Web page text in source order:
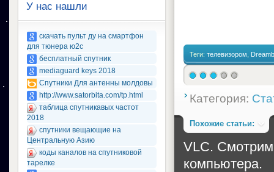
Теги: телевизором,
Категория:
Похожие статьи:
VLC.
компьютера.
У нас нашли
скачать пульт ду на смартфон
для тюнера ю2с
бесплатный спутник
mediaguard keys 2018
Спутники Для антенны молдовы
http://www.satorbita.com/tp.html
таблица спутникавых частот
2018
спутники вещающие на
Центральную Азию
коды каналов на спутниковой
тарелке